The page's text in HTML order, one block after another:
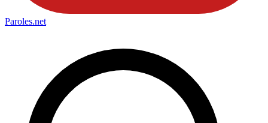
Paroles.net